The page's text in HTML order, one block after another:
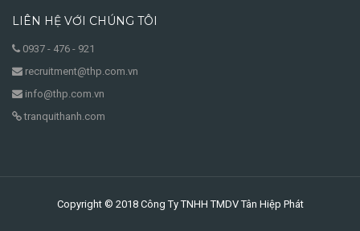
LIÊN HỆ VỚI CHÚNG TÔI
0937 - 476 - 921
recruitment@thp.com.vn
info@thp.com.vn
tranquithanh.com
Copyright © 2018 Công Ty TNHH TMDV Tân Hiệp Phát